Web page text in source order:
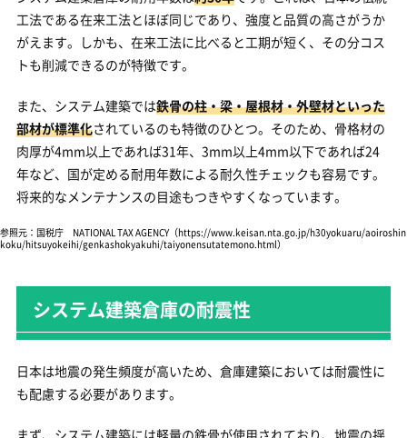
工法である在来工法とほぼ同じであり、強度と品質の高さがうか
がえます。しかも、在来工法に比べると工期が短く、その分コス
トも削減できるのが特徴です。
また、システム建築では鉄骨の柱・梁・屋根材・外壁材といった
部材が標準化されているのも特徴のひとつ。そのため、骨格材の
肉厚が4mm以上であれば31年、3mm以上4mm以下であれば24
年など、国が定める耐用年数による耐久性チェックも容易です。
将来的なメンテナンスの目途もつきやすくなっています。
参照元：国税庁 NATIONAL TAX AGENCY（https://www.keisan.nta.go.jp/h30yokuaru/aoiroshin
koku/hitsuyokeihi/genkashokyakuhi/taiyonensutatemono.html）
システム建築倉庫の耐震性
日本は地震の発生頻度が高いため、倉庫建築においては耐震性に
も配慮する必要があります。
まず、システム建築には軽量の鉄骨が使用されており、地震の揺